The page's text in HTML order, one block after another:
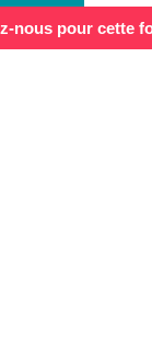
nous pour cette